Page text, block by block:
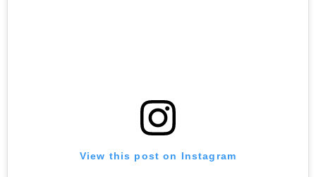
View this post on Instagram